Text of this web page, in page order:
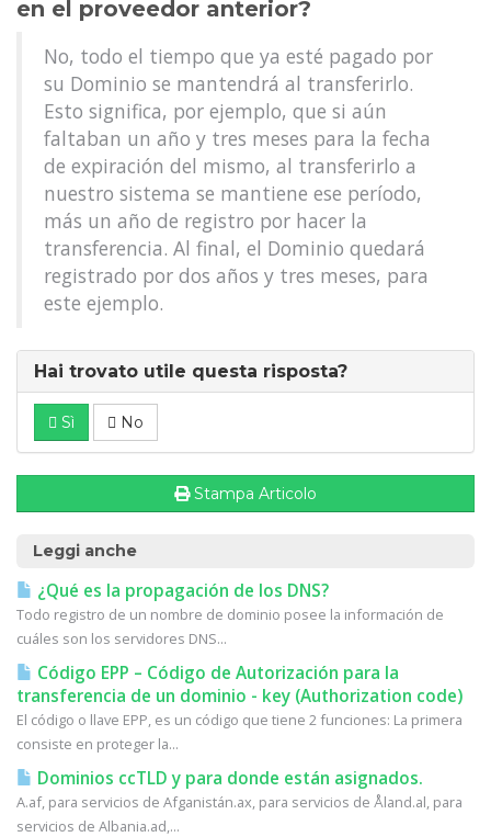
en el proveedor anterior?
No, todo el tiempo que ya esté pagado por
su Dominio se mantendrá al transferirlo.
Esto significa, por ejemplo, que si aún
faltaban un año y tres meses para la fecha
de expiración del mismo, al transferirlo a
nuestro sistema se mantiene ese período,
más un año de registro por hacer la
transferencia. Al final, el Dominio quedará
registrado por dos años y tres meses, para
este ejemplo.
Hai trovato utile questa risposta?
Sì No
Stampa Articolo
Leggi anche
¿Qué es la propagación de los DNS?
Todo registro de un nombre de dominio posee la información de
cuáles son los servidores DNS...
Código EPP – Código de Autorización para la
transferencia de un dominio - key (Authorization code)
El código o llave EPP, es un código que tiene 2 funciones: La primera
consiste en proteger la...
Dominios ccTLD y para donde están asignados.
A.af, para servicios de Afganistán.ax, para servicios de Åland.al, para
servicios de Albania.ad,...